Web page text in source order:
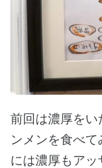
前回は濃厚をい
ンメンを食べ
には濃厚もア